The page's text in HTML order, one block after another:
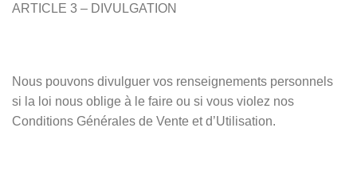
ARTICLE 3 – DIVULGATION
Nous pouvons divulguer vos renseignements personnels
si la loi nous oblige à le faire ou si vous violez nos
Conditions Générales de Vente et d’Utilisation.